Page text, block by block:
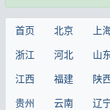
首页 北京 上
浙江
河北 山
江西
福建 陕
贵州
云南 辽